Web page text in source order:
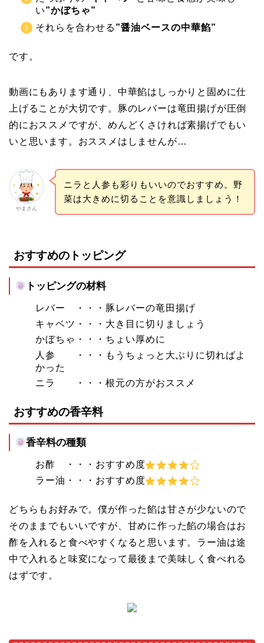
い”かぼちゃ”
それらを合わせる ”醤油ベースの中華餡”
です。
動画にもあります通り、中華餡はしっかりと固めに仕
上げることが大切です。豚のレバーは竜田揚げが圧倒
的におススメですが、めんどくさければ素揚げでもい
いと思います。おススメはしませんが…
やまさん
ニラと人参も彩りもいいのでおすすめ。野
菜は大きめに切ることを意識しましょう！
おすすめのトッピング
トッピングの材料
レバー ・・・豚レバーの竜田揚げ
キャベツ・・・大き目に切りましょう
かぼちゃ・・・ちょい厚めに
人参 ・・・もうちょっと大ぶりに切ればよ
かった
ニラ ・・・根元の方がおススメ
おすすめの香辛料
香辛料の種類
お酢 ・・・おすすめ度
ラー油・・・おすすめ度
どちらもお好みで。僕が作った餡は甘さが少ないので
そのままでもいいですが、甘めに作った餡の場合はお
酢を入れると食べやすくなると思います。ラー油は途
中で入れると味変になって最後まで美味しく食べれる
はずです。